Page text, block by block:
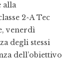
alla
2^A Tec
venerdì
degli stessi
dell’obiettivo